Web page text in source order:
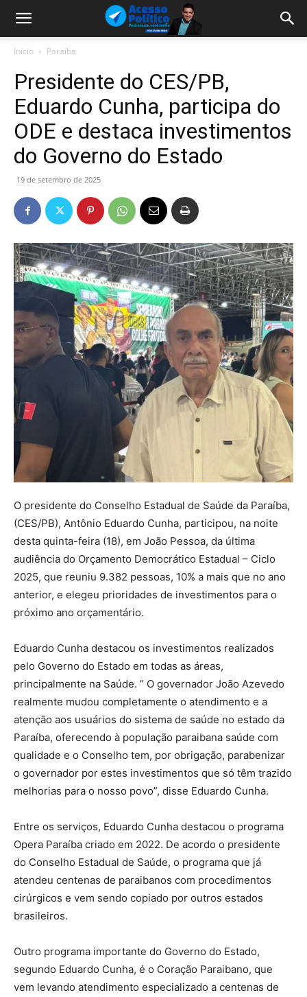
Início Paraíba
Presidente do CES/PB,
Eduardo Cunha, participa do
ODE e destaca investimentos
do Governo do Estado
19 de setembro de 2025
O presidente do Conselho Estadual de Saúde da Paraíba,
(CES/PB), Antônio Eduardo Cunha, participou, na noite
desta quinta-feira (18), em João Pessoa, da última
audiência do Orçamento Democrático Estadual – Ciclo
2025, que reuniu 9.382 pessoas, 10% a mais que no ano
anterior, e elegeu prioridades de investimentos para o
próximo ano orçamentário.
Eduardo Cunha destacou os investimentos realizados
pelo Governo do Estado em todas as áreas,
principalmente na Saúde. ” O governador João Azevedo
realmente mudou completamente o atendimento e a
atenção aos usuários do sistema de saúde no estado da
Paraíba, oferecendo à população paraibana saúde com
qualidade e o Conselho tem, por obrigação, parabenizar
o governador por estes investimentos que só têm trazido
melhorias para o nosso povo”, disse Eduardo Cunha.
Entre os serviços, Eduardo Cunha destacou o programa
Opera Paraíba criado em 2022. De acordo o presidente
do Conselho Estadual de Saúde, o programa que já
atendeu centenas de paraibanos com procedimentos
cirúrgicos e vem sendo copiado por outros estados
brasileiros.
Outro programa importante do Governo do Estado,
segundo Eduardo Cunha, é o Coração Paraibano, que
vem levando atendimento especializado a centenas de